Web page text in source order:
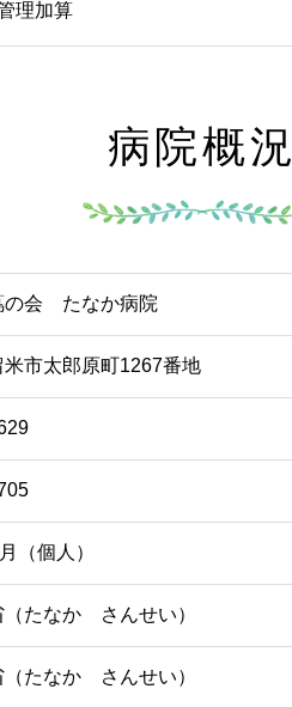
理加算
病院概況
の会 たなか病院
市太郎原町1267番地
（個人）
たなか さんせい）
たなか さんせい）